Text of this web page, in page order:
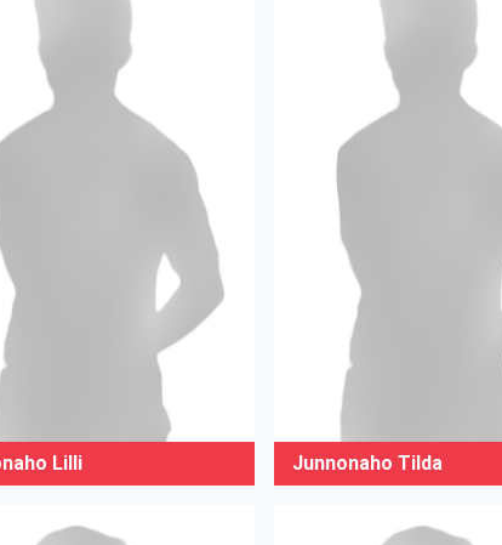
Lilli Junnonaho Tilda